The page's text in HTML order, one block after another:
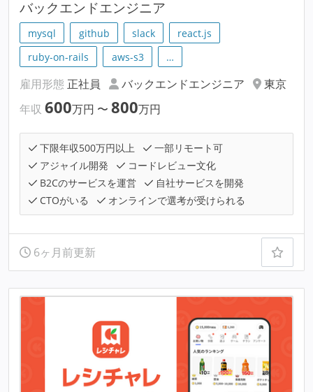
バックエンドエンジニア
mysql github slack
react.js
ruby-on-rails
aws-s3 …
雇用形態 正社員 バックエンドエンジニア
東京
年収 600万円 〜 800万円
下限年収500万円以上
一部リモート可
アジャイル開発
コードレビュー文化
B2Cのサービスを運営
自社サービスを開発
CTOがいる
オンラインで選考が受けられる
6ヶ月前更新